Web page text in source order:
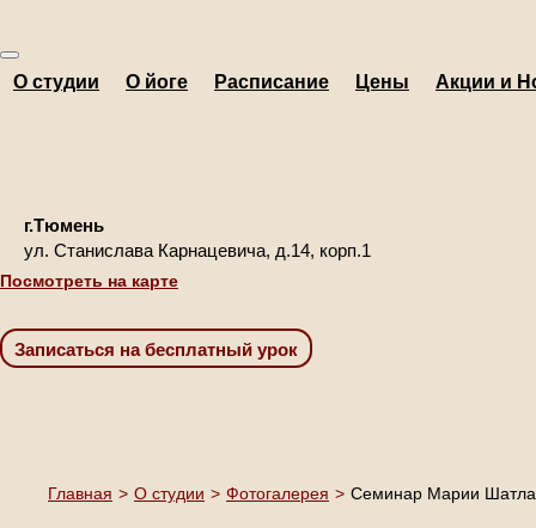
О студии О йоге Расписание Цены Акции и
г.Тюмень
ул. Станислава Карнацевича, д.14, корп.1
Посмотреть на карте
Главная > О студии > Фотогалерея > Семинар Марии